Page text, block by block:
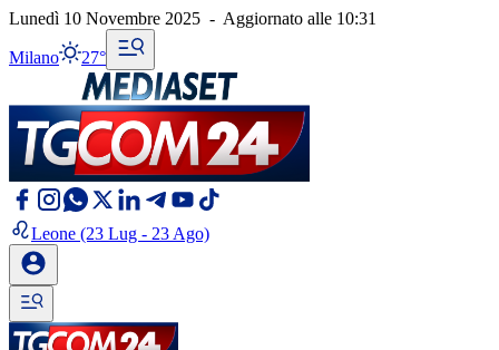
Lunedì 10 Novembre 2025 - Aggiornato alle 10:31
Milano 27°
Leone (23 Lug - 23 Ago)